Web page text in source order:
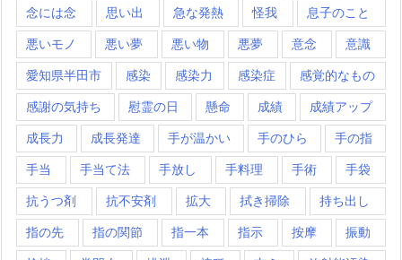
念には念 思い出 急な発熱 怪我 息子のこと
悪いモノ 悪い夢 悪い物 悪夢 意念 意識
愛知県半田市 感染 感染力 感染症 感覚的なもの
感謝の気持ち 慰霊の日 懸命 成績 成績アップ
成長力 成長発達 手が温かい 手のひら 手の指
手当 手当て法 手放し 手料理 手術 手袋
抗うつ剤 抗不安剤 拡大 拭き掃除 持ち出し
指の先 指の関節 指一本 指示 按摩 振動